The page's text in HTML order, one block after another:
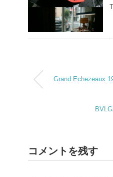
Grand Echezeaux
コメントを残す